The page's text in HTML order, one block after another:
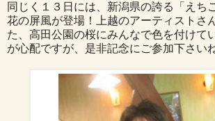
同じく１３日には、新潟県の誇る「えち
花の屏風が登場！上越のアーティストさ
た、高田公園の桜にみんなで色を付けて
が心配ですが、是非記念にご参加下さい